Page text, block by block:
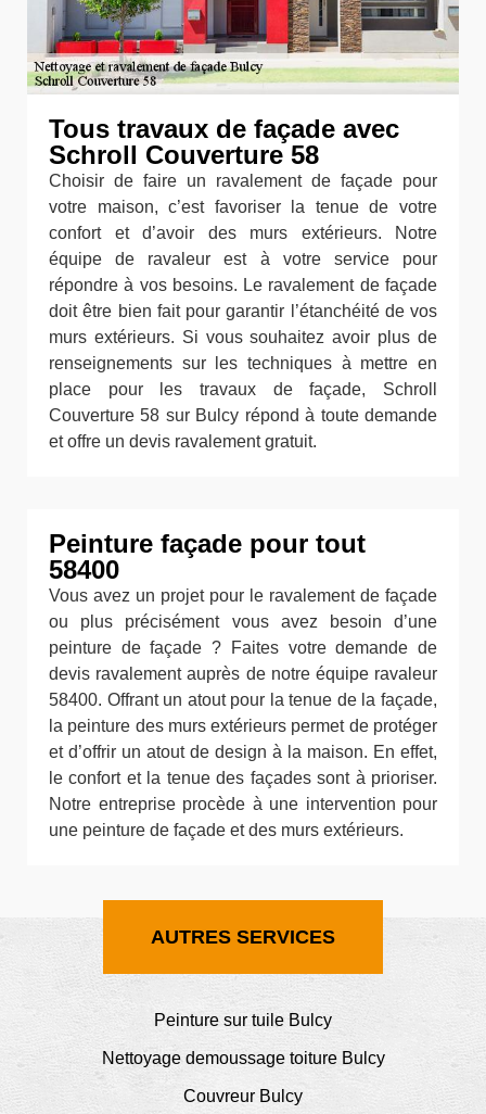
Tous travaux de façade avec
Schroll Couverture 58
Choisir de faire un ravalement de façade pour
votre maison, c’est favoriser la tenue de votre
confort et d’avoir des murs extérieurs. Notre
équipe de ravaleur est à votre service pour
répondre à vos besoins. Le ravalement de façade
doit être bien fait pour garantir l’étanchéité de vos
murs extérieurs. Si vous souhaitez avoir plus de
renseignements sur les techniques à mettre en
place pour les travaux de façade, Schroll
Couverture 58 sur Bulcy répond à toute demande
et offre un devis ravalement gratuit.
Peinture façade pour tout
58400
Vous avez un projet pour le ravalement de façade
ou plus précisément vous avez besoin d’une
peinture de façade ? Faites votre demande de
devis ravalement auprès de notre équipe ravaleur
58400. Offrant un atout pour la tenue de la façade,
la peinture des murs extérieurs permet de protéger
et d’offrir un atout de design à la maison. En effet,
le confort et la tenue des façades sont à prioriser.
Notre entreprise procède à une intervention pour
une peinture de façade et des murs extérieurs.
AUTRES SERVICES
Peinture sur tuile Bulcy
Nettoyage demoussage toiture Bulcy
Couvreur Bulcy